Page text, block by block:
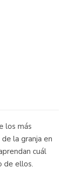
los más
la granja en
cuál
de ellos.